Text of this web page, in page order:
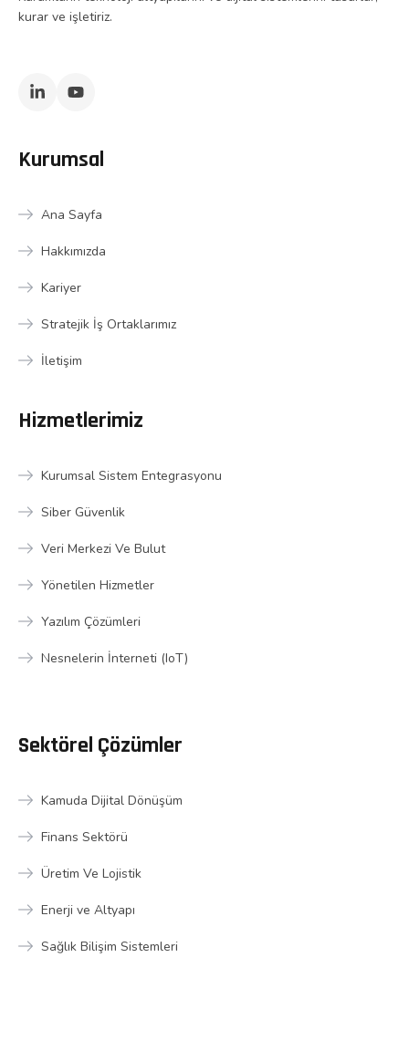
kurar ve işletiriz.
Kurumsal
Ana Sayfa
Hakkımızda
Kariyer
Stratejik İş Ortaklarımız
İletişim
Hizmetlerimiz
Kurumsal Sistem Entegrasyonu
Siber Güvenlik
Veri Merkezi Ve Bulut
Yönetilen Hizmetler
Yazılım Çözümleri
Nesnelerin İnterneti (IoT)
Sektörel Çözümler
Kamuda Dijital Dönüşüm
Finans Sektörü
Üretim Ve Lojistik
Enerji ve Altyapı
Sağlık Bilişim Sistemleri